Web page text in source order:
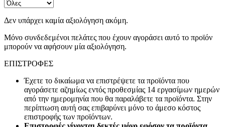
Δεν υπάρχει καμία αξιολόγηση ακόμη.
Μόνο συνδεδεμένοι πελάτες που έχουν αγοράσει αυτό το προϊόν
μπορούν να αφήσουν μία αξιολόγηση.
ΕΠΙΣΤΡΟΦΕΣ
Έχετε το δικαίωμα να επιστρέψετε τα προϊόντα που
αγοράσετε αζημίως εντός προθεσμίας 14 εργασίμων ημερών
από την ημερομηνία που θα παραλάβετε τα προϊόντα. Στην
περίπτωση αυτή σας επιβαρύνει μόνο το άμεσο κόστος
επιστροφής των προϊόντων.